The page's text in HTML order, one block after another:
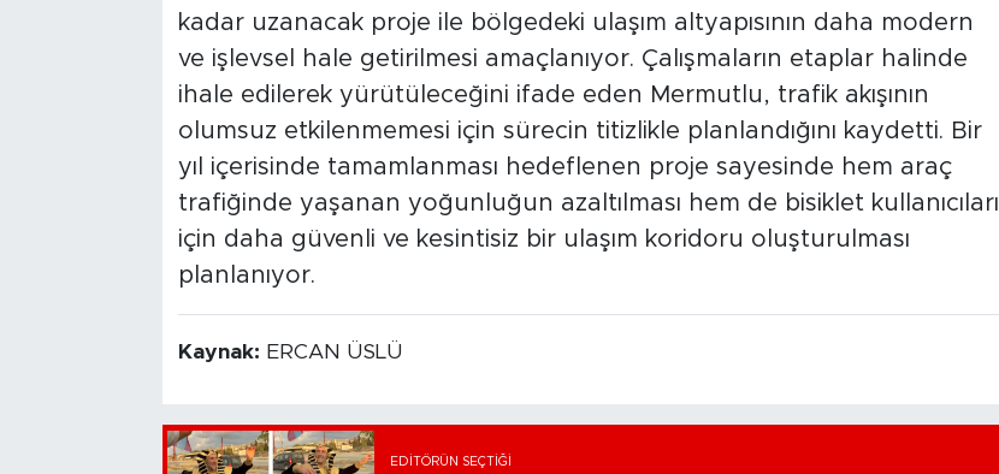
kadar uzanacak proje ile bölgedeki ulaşım altyapısının daha modern
ve işlevsel hale getirilmesi amaçlanıyor. Çalışmaların etaplar halinde
ihale edilerek yürütüleceğini ifade eden Mermutlu, trafik akışının
olumsuz etkilenmemesi için sürecin titizlikle planlandığını kaydetti. Bir
yıl içerisinde tamamlanması hedeflenen proje sayesinde hem araç
trafiğinde yaşanan yoğunluğun azaltılması hem de bisiklet kullanıcıları
için daha güvenli ve kesintisiz bir ulaşım koridoru oluşturulması
planlanıyor.
Kaynak: ERCAN ÜSLÜ
EDITÖRÜN SEÇTIĞI